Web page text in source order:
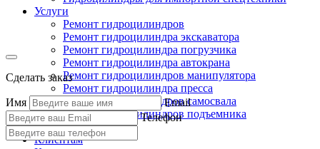
Услуги
Ремонт гидроцилиндров
Ремонт гидроцилиндра экскаватора
Ремонт гидроцилиндра погрузчика
Ремонт гидроцилиндра автокрана
Ремонт гидроцилиндров манипулятора
Ремонт гидроцилиндра пресса
Ремонт гидроцилиндров самосвала
Ремонт гидроцилиндров подъемника
Производство
Клиентам
Сделать заказ
Имя
Email
Телефон